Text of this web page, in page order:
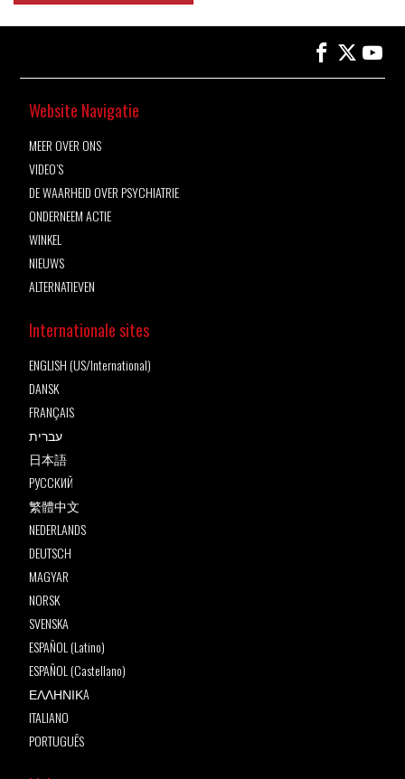
Website Navigatie
MEER OVER ONS
VIDEO’S
DE WAARHEID OVER PSYCHIATRIE
ONDERNEEM ACTIE
WINKEL
NIEUWS
ALTERNATIEVEN
Internationale sites
ENGLISH (US/International)
DANSK
FRANÇAIS
עברית
日本語
РУССКИЙ
繁體中文
NEDERLANDS
DEUTSCH
MAGYAR
NORSK
SVENSKA
ESPAÑOL (Latino)
ESPAÑOL (Castellano)
ΕΛΛΗΝΙΚA
ITALIANO
PORTUGUÊS